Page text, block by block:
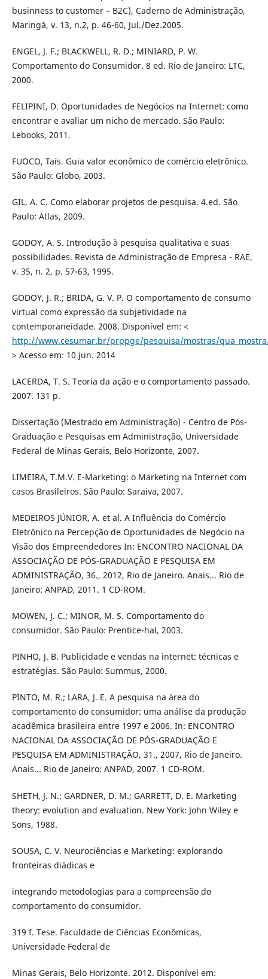
businness to customer – B2C), Caderno de Administração,
Maringá, v. 13, n.2, p. 46-60, Jul./Dez.2005.
ENGEL, J. F.; BLACKWELL, R. D.; MINIARD, P. W.
Comportamento do Consumidor. 8 ed. Rio de Janeiro: LTC,
2000.
FELIPINI, D. Oportunidades de Negócios na Internet: como
encontrar e avaliar um nicho de mercado. São Paulo:
Lebooks, 2011.
FUOCO, Taís. Guia valor econômico de comércio eletrônico.
São Paulo: Globo, 2003.
GIL, A. C. Como elaborar projetos de pesquisa. 4.ed. São
Paulo: Atlas, 2009.
GODOY, A. S. Introdução à pesquisa qualitativa e suas
possibilidades. Revista de Administração de Empresa - RAE,
v. 35, n. 2, p. 57-63, 1995.
GODOY, J. R.; BRIDA, G. V. P. O comportamento de consumo
virtual como expressão da subjetividade na
contemporaneidade. 2008. Disponível em: <
http://www.cesumar.br/prppge/pesquisa/mostras/
> Acesso em: 10 jun. 2014
LACERDA, T. S. Teoria da ação e o comportamento passado.
2007. 131 p.
Dissertação (Mestrado em Administração) - Centro de Pós-
Graduação e Pesquisas em Administração, Universidade
Federal de Minas Gerais, Belo Horizonte, 2007.
LIMEIRA, T.M.V. E-Marketing: o Marketing na Internet com
casos Brasileiros. São Paulo: Saraiva, 2007.
MEDEIROS JÚNIOR, A. et al. A Influência do Comércio
Eletrônico na Percepção de Oportunidades de Negócio na
Visão dos Empreendedores In: ENCONTRO NACIONAL DA
ASSOCIAÇÃO DE PÓS-GRADUAÇÃO E PESQUISA EM
ADMINISTRAÇÃO, 36., 2012, Rio de Janeiro. Anais... Rio de
Janeiro: ANPAD, 2011. 1 CD-ROM.
MOWEN, J. C.; MINOR, M. S. Comportamento do
consumidor. São Paulo: Prentice-hal, 2003.
PINHO, J. B. Publicidade e vendas na internet: técnicas e
estratégias. São Paulo: Summus, 2000.
PINTO, M. R.; LARA, J. E. A pesquisa na área do
comportamento do consumidor: uma análise da produção
acadêmica brasileira entre 1997 e 2006. In: ENCONTRO
NACIONAL DA ASSOCIAÇÃO DE PÓS-GRADUAÇÃO E
PESQUISA EM ADMINISTRAÇÃO, 31., 2007, Rio de Janeiro.
Anais... Rio de Janeiro: ANPAD, 2007. 1 CD-ROM.
SHETH, J. N.; GARDNER, D. M.; GARRETT, D. E. Marketing
theory: evolution and evaluation. New York: John Wiley e
Sons, 1988.
SOUSA, C. V. Neurociências e Marketing: explorando
fronteiras diádicas e
integrando metodologias para a compreensão do
comportamento do consumidor.
319 f. Tese. Faculdade de Ciências Econômicas,
Universidade Federal de
Minas Gerais, Belo Horizonte. 2012. Disponível em: